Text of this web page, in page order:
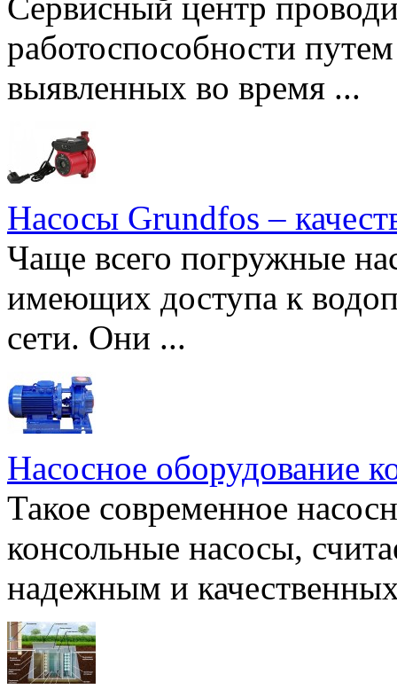
работоспособности
выявленных во время ...
Насосы Grundfos –
Чаще всего погружные
имеющих доступа к
сети. Они ...
Насосное оборудование
Такое современное
консольные насосы,
надежным и